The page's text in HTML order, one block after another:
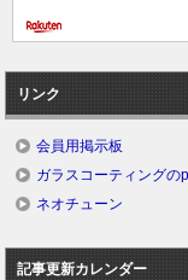
リンク
会員用掲示板
ガラスコーティングの
ネオチューン
記事更新カレンダー